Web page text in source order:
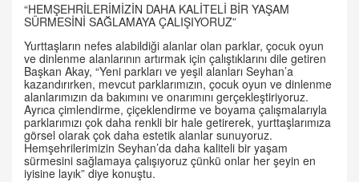
“HEMŞEHRİLERİMİZİN DAHA KALİTELİ BİR YAŞAM
SÜRMESİNİ SAĞLAMAYA ÇALIŞIYORUZ”
Yurttaşların nefes alabildiği alanlar olan parklar, çocuk oyun
ve dinlenme alanlarının artırmak için çalıştıklarını dile getiren
Başkan Akay, “Yeni parkları ve yeşil alanları Seyhan’a
kazandırırken, mevcut parklarımızın, çocuk oyun ve dinlenme
alanlarımızın da bakımını ve onarımını gerçekleştiriyoruz.
Ayrıca çimlendirme, çiçeklendirme ve boyama çalışmalarıyla
parklarımızı çok daha renkli bir hale getirerek, yurttaşlarımıza
görsel olarak çok daha estetik alanlar sunuyoruz.
Hemşehrilerimizin Seyhan’da daha kaliteli bir yaşam
sürmesini sağlamaya çalışıyoruz çünkü onlar her şeyin en
iyisine layık” diye konuştu.